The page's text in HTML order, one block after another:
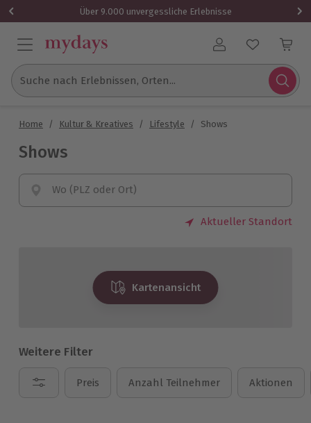
Über 9.000 unvergessliche Erlebnisse
Benutzerkonto
Suche nach Erlebnissen, Orten...
Home / Kultur & Kreatives / Lifestyle / Shows
Shows
Wo (PLZ oder Ort)
Aktueller Standort
Kartenansicht
Weitere Filter
Preis Anzahl Teilnehmer Aktionen